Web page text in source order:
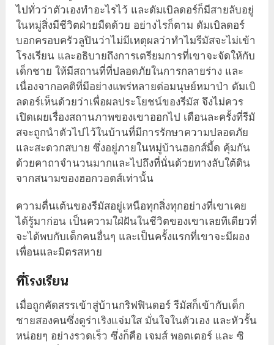
ไปทั่วว่าตัวเองทำอะไรไว้ และดัมเบิลดอร์ก็มีสายลับอยู่
ในหมู่สิ่งมีชีวิตฝ่ายมืดด้วย อย่างไรก็ตาม ดัมเบิลดอร์
บอกครอบครัวลูปินว่าไม่มีเหตุผลว่าทำไมรีมัสจะไม่เข้า
โรงเรียน และอธิบายถึงการเตรียมการที่เขาจะจัดให้กับ
เด็กชาย ให้มีสถานที่ที่ปลอดภัยในการกลายร่าง และ
เนื่องจากอคติที่มีอย่างแพร่หลายต่อมนุษย์หมาป่า ดัมเบิ
ลดอร์เห็นด้วยว่าเพื่อผลประโยชน์ของรีมัส จึงไม่ควร
เปิดเผยเรื่องสถานภาพของเขาออกไป เดือนละครั้งที่รีมั
สจะถูกนำตัวไปไว้ในบ้านที่มีการรักษาความปลอดภัย
และสะดวกสบาย ซึ่งอยู่ภายในหมู่บ้านฮอกส์มี้ด คุ้มกัน
ด้วยคาถาจำนวนมากและไปถึงที่นั่นด้วยทางลับใต้ดิน
จากสนามของฮอกวอตส์เท่านั้น
ความตื่นเต้นของรีมัสอยู่เหนือทุกสิ่งทุกอย่างที่เขาเคย
ได้รู้มาก่อน เป็นความใฝ่ฝันในชีวิตของเขาเลยทีเดียวที่
จะได้พบกับเด็กคนอื่นๆ และเป็นครั้งแรกที่เขาจะมีผอง
เพื่อนและมิตรสหาย
ที่โรงเรียน
เมื่อถูกคัดสรรเข้าสู่บ้านกริฟฟินดอร์ รีมัสก็เข้ากับเด็ก
ชายสองคนซึ่งดูร่าเริงแจ่มใส มั่นใจในตัวเอง และหัวรั้น
หน่อยๆ อย่างรวดเร็ว ซึ่งก็คือ เจมส์ พอตเตอร์ และ ซิ